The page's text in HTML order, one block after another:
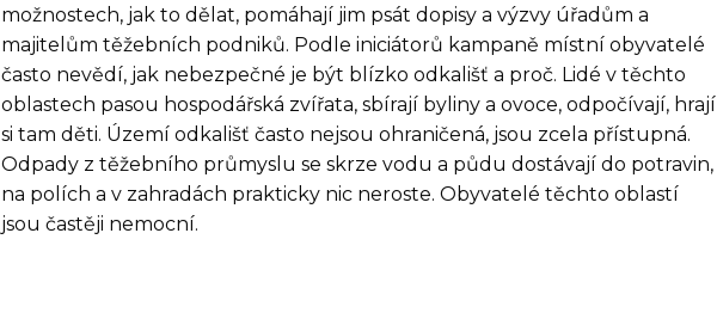
možnostech, jak to dělat, pomáhají jim psát dopisy a výzvy úřadům a
majitelům těžebních podniků. Podle iniciátorů kampaně místní obyvatelé
často nevědí, jak nebezpečné je být blízko odkališť a proč. Lidé v těchto
oblastech pasou hospodářská zvířata, sbírají byliny a ovoce, odpočívají, hrají
si tam děti. Území odkališť často nejsou ohraničená, jsou zcela přístupná.
Odpady z těžebního průmyslu se skrze vodu a půdu dostávají do potravin,
na polích a v zahradách prakticky nic neroste. Obyvatelé těchto oblastí
jsou častěji nemocní.